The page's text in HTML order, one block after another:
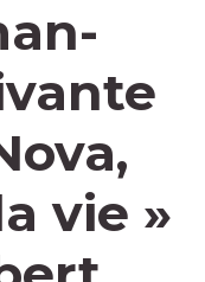
vie »